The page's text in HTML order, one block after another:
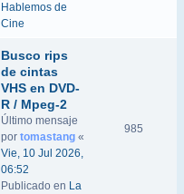
Hablemos de
Cine
Busco rips
de cintas
VHS en DVD-
R / Mpeg-2
Último mensaje
por tomastang «
Vie, 10 Jul 2026,
06:52
Publicado en La
985